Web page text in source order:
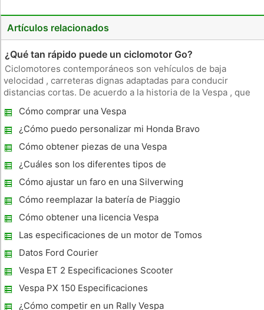
Artículos relacionados
¿Qué tan rápido puede un ciclomotor Go?
Ciclomotores contemporáneos son vehículos de baja
velocidad , carreteras dignas adaptadas para conducir
distancias cortas. De acuerdo a la historia de la Vespa , que
motorizadas operadas por empujar los pedales. Motores
ciclomotor Debido a su pequ
Cómo comprar una Vespa
¿Cómo puedo personalizar mi Honda Bravo
Bike?
Cómo obtener piezas de una Vespa
¿Cuáles son los diferentes tipos de
ciclomotores?
Cómo ajustar un faro en una Silverwing
Cómo reemplazar la batería de Piaggio
LT150
Cómo obtener una licencia Vespa
Las especificaciones de un motor de Tomos
Datos Ford Courier
Vespa ET 2 Especificaciones Scooter
Vespa PX 150 Especificaciones
¿Cómo competir en un Rally Vespa